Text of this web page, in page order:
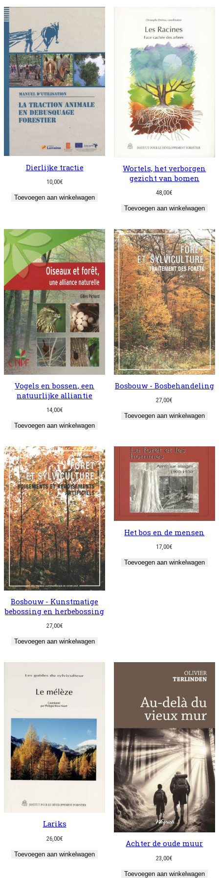
Dierlijke tractie
10,00€
Toevoegen aan winkelwagen
Wortels, het verborgen
gezicht van bomen
48,00€
Toevoegen aan winkelwagen
Vogels en bossen, een
natuurlijke alliantie
14,00€
Toevoegen aan winkelwagen
Bosbouw - Bosbehandeling
27,00€
Toevoegen aan winkelwagen
Bosbouw - Kunstmatige
bebossing en herbebossing
27,00€
Toevoegen aan winkelwagen
Het bos en de mensen
17,00€
Toevoegen aan winkelwagen
Lariks
26,00€
Toevoegen aan winkelwagen
Achter de oude muur
23,00€
Toevoegen aan winkelwagen